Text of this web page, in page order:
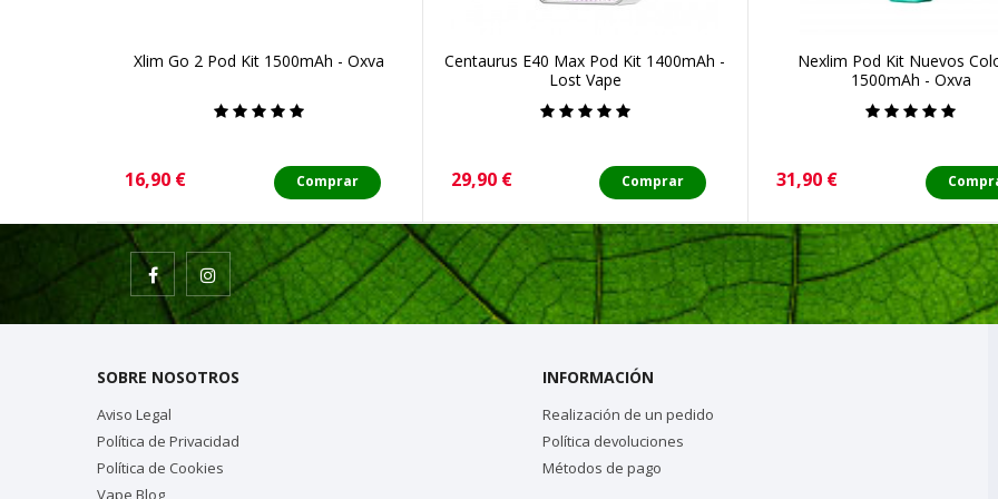
Xlim Go 2 Pod Kit 1500mAh - Oxva
Precio
16,90 € Comprar
Centaurus E40 Max Pod Kit 1400mAh -
Lost Vape
Precio
29,90 € Comprar
Nexlim Pod Kit Nuevos
1500mAh - Oxva
Precio
31,90 €
SOBRE NOSOTROS
Aviso Legal
Política de Privacidad
Política de Cookies
Vape Blog
INFORMACIÓN
Realización de un pedido
Política devoluciones
Métodos de pago